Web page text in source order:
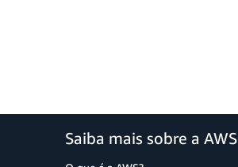
Saiba mais sobre a AWS